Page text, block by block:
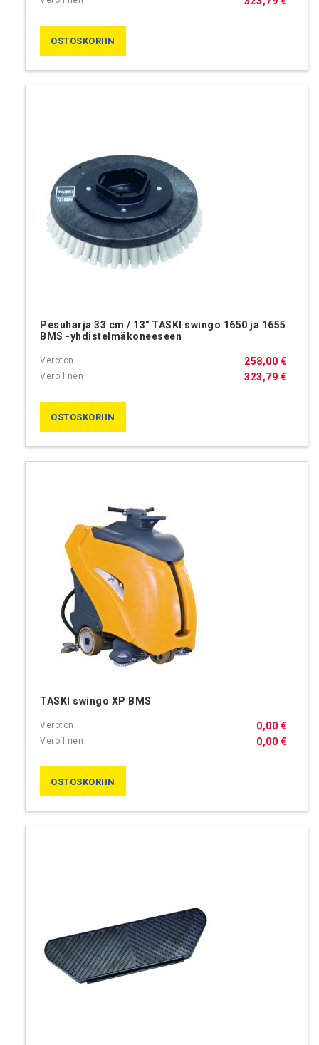
OSTOSKORIIN
Pesuharja 33 cm / 13" TASKI swingo 1650 ja 1655
BMS -yhdistelmäkoneeseen
323,79 €
258,00 €
OSTOSKORIIN
TASKI swingo XP BMS
0,00 €
0,00 €
OSTOSKORIIN